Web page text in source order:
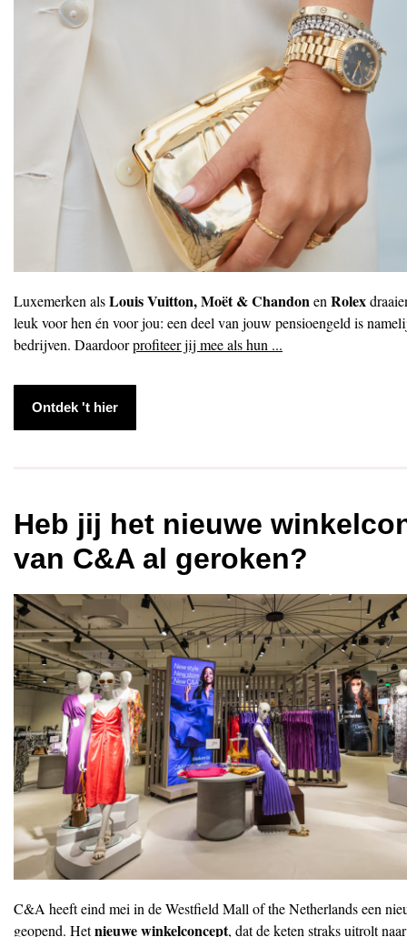
Luxemerken alsLouis Vuitton, Moët & Chandonen Rolex
leuk voor hen én voor jou: een deel van jouw pensioengeld is
bedrijven. Daardoorprofiteer jij mee als hun ...
Ontdek 't hier
Heb jij het nieuwe
van C&A al geroken?
C&A heeft eind mei in de Westfield Mall of the Netherlands een
geopend. Hetnieuwe winkelconcept, dat de keten straks uitrolt